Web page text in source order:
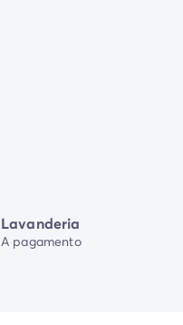
Lavanderia
A pagamento